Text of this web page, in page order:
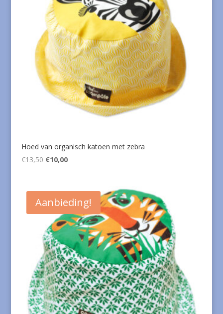
Hoed van organisch katoen met zebra
€13,50 Oorspronkelijke
€13,50.
€10,00Huidige
€10,00.
Aanbieding!